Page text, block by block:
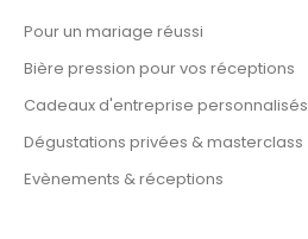
Pour un mariage réussi
Bière pression pour vos réceptions
Cadeaux d'entreprise personnalisés
Dégustations privées & masterclass
Evènements & réceptions